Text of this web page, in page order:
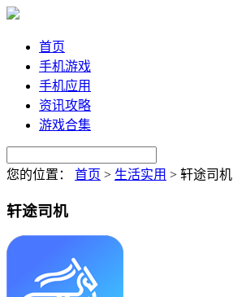
首页
手机游戏
手机应用
资讯攻略
游戏合集
您的位置： 首页 > 生活实用 > 轩途司机
轩途司机